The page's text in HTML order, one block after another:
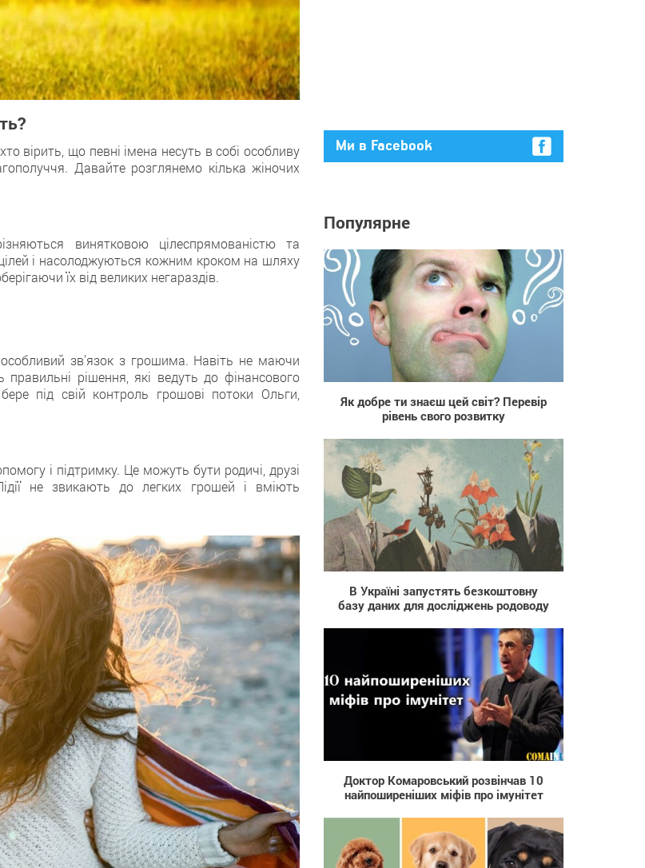
вірить, що певні імена несуть в собі особливу
Давайте розглянемо кілька жіночих
винятковою цілеспрямованістю та
і насолоджуються кожним кроком на шляху
їх від великих негараздів.
зв’язок з грошима. Навіть не маючи
рішення, які ведуть до фінансового
під свій контроль грошові потоки Ольги,
і підтримку. Це можуть бути родичі, друзі
не звикають до легких грошей і вміють
Ми в Facebook
Популярне
Як добре ти знаєш цей світ? Перевір
рівень свого розвитку
10 141
В Україні запустять безкоштовну
базу даних для досліджень родоводу
Доктор Комаровський розвінчав 10
найпоширеніших міфів про імунітет